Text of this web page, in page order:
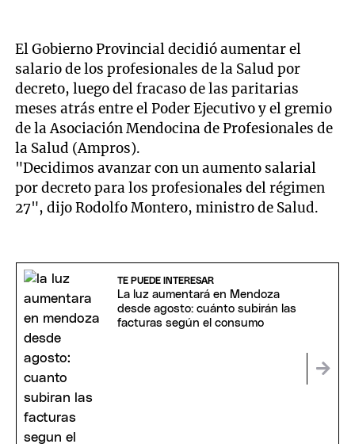
El Gobierno Provincial decidió aumentar el
salario de los profesionales de la Salud por
decreto, luego del fracaso de las paritarias
meses atrás entre el Poder Ejecutivo y el gremio
de la Asociación Mendocina de Profesionales de
la Salud (Ampros).
"Decidimos avanzar con un aumento salarial
por decreto para los profesionales del régimen
27", dijo Rodolfo Montero, ministro de Salud.
TE PUEDE INTERESAR
La luz aumentará en Mendoza
desde agosto: cuánto subirán las
facturas según el consumo